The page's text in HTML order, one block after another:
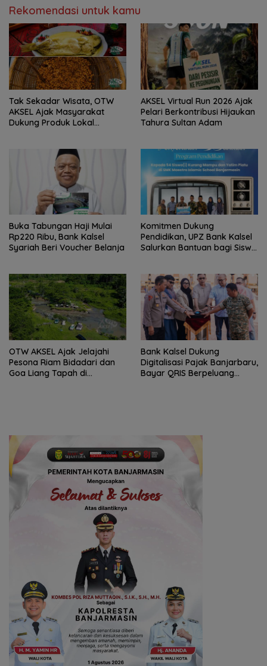
Rekomendasi untuk kamu
Tak Sekadar Wisata, OTW
AKSEL Ajak Masyarakat
Dukung Produk Lokal
AKSEL Virtual Run 2026 Ajak
Pelari Berkontribusi Hijaukan
Tahura Sultan Adam
Buka Tabungan Haji Mulai
Rp220 Ribu, Bank Kalsel
Syariah Beri Voucher Belanja
Komitmen Dukung
Pendidikan, UPZ Bank Kalsel
Salurkan Bantuan bagi Siswa
OTW AKSEL Ajak Jelajahi
Pesona Riam Bidadari dan
Goa Liang Tapah di
Bank Kalsel Dukung
Digitalisasi Pajak Banjarbaru,
Bayar QRIS Berpeluang